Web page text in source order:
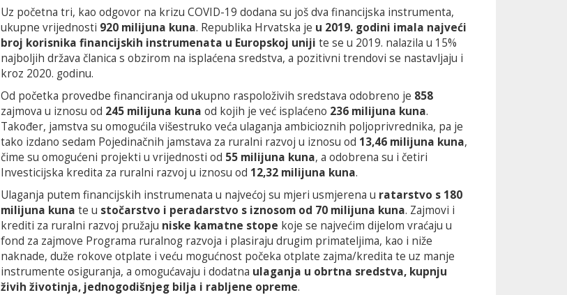
Uz početna tri, kao odgovor na krizu COVID-19 dodana su još dva financijska instrumenta,
ukupne vrijednosti 920 milijuna kuna. Republika Hrvatska je u 2019. godini imala najveći
broj korisnika financijskih instrumenata u Europskoj uniji te se u 2019. nalazila u 15%
najboljih država članica s obzirom na isplaćena sredstva, a pozitivni trendovi se nastavljaju i
kroz 2020. godinu.
Od početka provedbe financiranja od ukupno raspoloživih sredstava odobreno je 858
zajmova u iznosu od 245 milijuna kuna od kojih je već isplaćeno 236 milijuna kuna.
Također, jamstva su omogućila višestruko veća ulaganja ambicioznih poljoprivrednika, pa je
tako izdano sedam Pojedinačnih jamstava za ruralni razvoj u iznosu od 13,46 milijuna kuna,
čime su omogućeni projekti u vrijednosti od 55 milijuna kuna, a odobrena su i četiri
Investicijska kredita za ruralni razvoj u iznosu od 12,32 milijuna kuna.
Ulaganja putem financijskih instrumenata u najvećoj su mjeri usmjerena u ratarstvo s 180
milijuna kuna te u stočarstvo i peradarstvo s iznosom od 70 milijuna kuna. Zajmovi i
krediti za ruralni razvoj pružaju niske kamatne stope koje se najvećim dijelom vraćaju u
fond za zajmove Programa ruralnog razvoja i plasiraju drugim primateljima, kao i niže
naknade, duže rokove otplate i veću mogućnost počeka otplate zajma/kredita te uz manje
instrumente osiguranja, a omogućavaju i dodatna ulaganja u obrtna sredstva, kupnju
živih životinja, jednogodišnjeg bilja i rabljene opreme.